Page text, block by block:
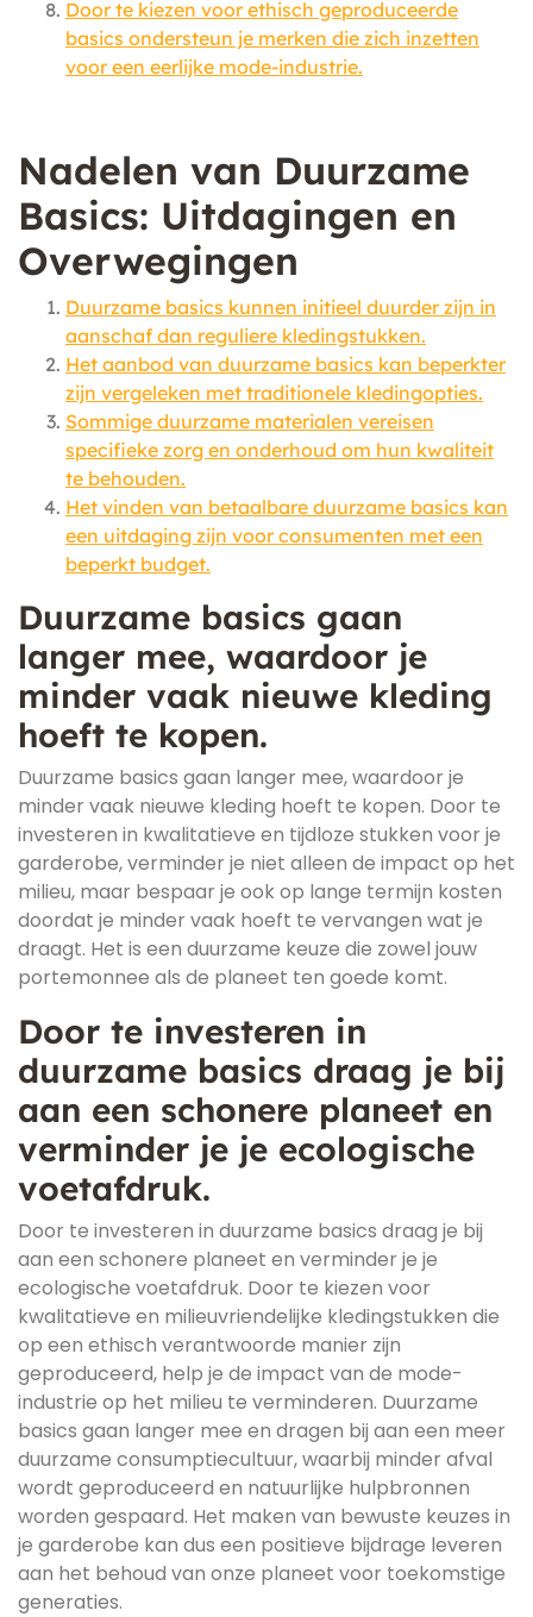
Door te kiezen voor ethisch geproduceerde
basics ondersteun je merken die zich inzetten
voor een eerlijke mode-industrie.
Nadelen van Duurzame
Basics: Uitdagingen en
Overwegingen
Duurzame basics kunnen initieel duurder zijn in
aanschaf dan reguliere kledingstukken.
Het aanbod van duurzame basics kan beperkter
zijn vergeleken met traditionele kledingopties.
Sommige duurzame materialen vereisen
specifieke zorg en onderhoud om hun kwaliteit
te behouden.
Het vinden van betaalbare duurzame basics kan
een uitdaging zijn voor consumenten met een
beperkt budget.
Duurzame basics gaan
langer mee, waardoor je
minder vaak nieuwe kleding
hoeft te kopen.
Duurzame basics gaan langer mee, waardoor je
minder vaak nieuwe kleding hoeft te kopen. Door te
investeren in kwalitatieve en tijdloze stukken voor je
garderobe, verminder je niet alleen de impact op het
milieu, maar bespaar je ook op lange termijn kosten
doordat je minder vaak hoeft te vervangen wat je
draagt. Het is een duurzame keuze die zowel jouw
portemonnee als de planeet ten goede komt.
Door te investeren in
duurzame basics draag je bij
aan een schonere planeet en
verminder je je ecologische
voetafdruk.
Door te investeren in duurzame basics draag je bij
aan een schonere planeet en verminder je je
ecologische voetafdruk. Door te kiezen voor
kwalitatieve en milieuvriendelijke kledingstukken die
op een ethisch verantwoorde manier zijn
geproduceerd, help je de impact van de mode-
industrie op het milieu te verminderen. Duurzame
basics gaan langer mee en dragen bij aan een meer
duurzame consumptiecultuur, waarbij minder afval
wordt geproduceerd en natuurlijke hulpbronnen
worden gespaard. Het maken van bewuste keuzes in
je garderobe kan dus een positieve bijdrage leveren
aan het behoud van onze planeet voor toekomstige
generaties.